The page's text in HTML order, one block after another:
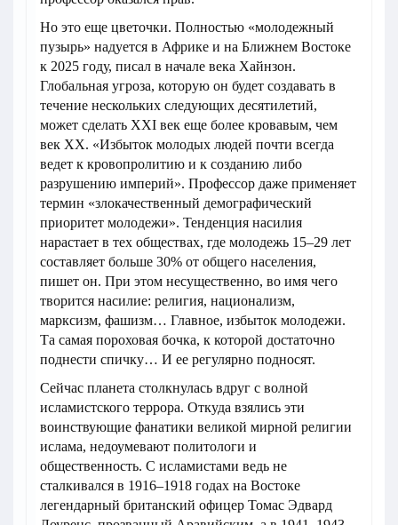
Но это еще цветочки. Полностью «молодежный
пузырь» надуется в Африке и на Ближнем Востоке
к 2025 году, писал в начале века Хайнзон.
Глобальная угроза, которую он будет создавать в
течение нескольких следующих десятилетий,
может сделать XXI век еще более кровавым, чем
век XX. «Избыток молодых людей почти всегда
ведет к кровопролитию и к созданию либо
разрушению империй». Профессор даже применяет
термин «злокачественный демографический
приоритет молодежи». Тенденция насилия
нарастает в тех обществах, где молодежь 15–29 лет
составляет больше 30% от общего населения,
пишет он. При этом несущественно, во имя чего
творится насилие: религия, национализм,
марксизм, фашизм… Главное, избыток молодежи.
Та самая пороховая бочка, к которой достаточно
поднести спичку… И ее регулярно подносят.
Сейчас планета столкнулась вдруг с волной
исламистского террора. Откуда взялись эти
воинствующие фанатики великой мирной религии
ислама, недоумевают политологи и
общественность. С исламистами ведь не
сталкивался в 1916–1918 годах на Востоке
легендарный британский офицер Томас Эдвард